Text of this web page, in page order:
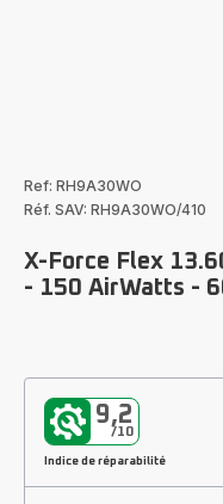
Ref: RH9A30WO
Réf. SAV: RH9A30WO/410
X-Force Flex
- 150 AirWatts -
9,2
/10
Indice de réparabilité